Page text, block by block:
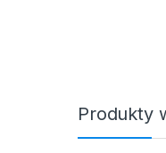
Produkty